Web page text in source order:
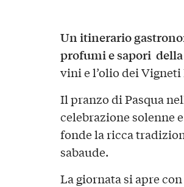
Un itinerario
profumi e sapori
vini e l’olio dei
Il pranzo di Pasqua
celebrazione solenne
fonde la ricca
sabaude.
La giornata si apre